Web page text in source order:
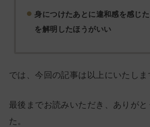
身につけたあとに違和感を感じ
を解明したほうがいい
では、今回の記事は以上にいたしま
最後までお読みいただき、ありが
た。